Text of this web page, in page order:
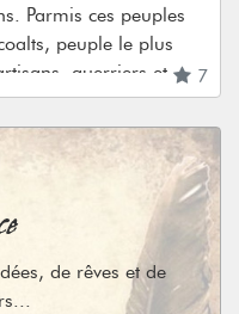
7
Parmis ces peuples
peuple le plus
guerriers et
peuple vivant
de l’ouest, les atlecs
sagesse et leur piété.
ils sont
déformé dans
dans des petits
de grandes
de rêves et de